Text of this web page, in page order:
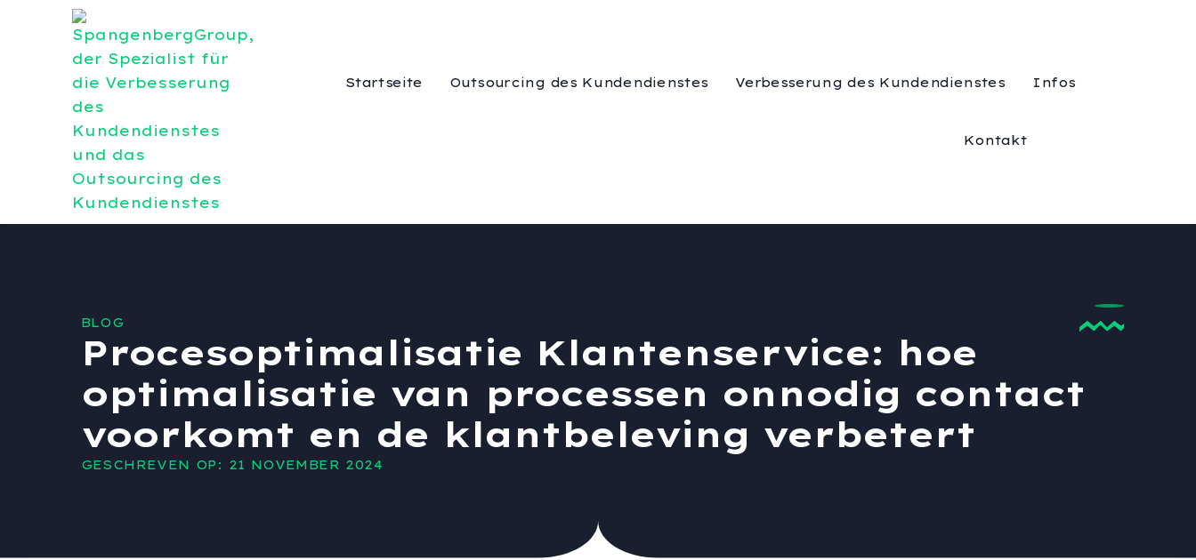
Startseite Outsourcing des Kundendienstes Verbesserung des Kundendienstes Infos
Kontakt
BLOG
Procesoptimalisatie Klantenservice: hoe
optimalisatie van processen onnodig contact
voorkomt en de klantbeleving verbetert
GESCHREVEN OP: 21 NOVEMBER 2024